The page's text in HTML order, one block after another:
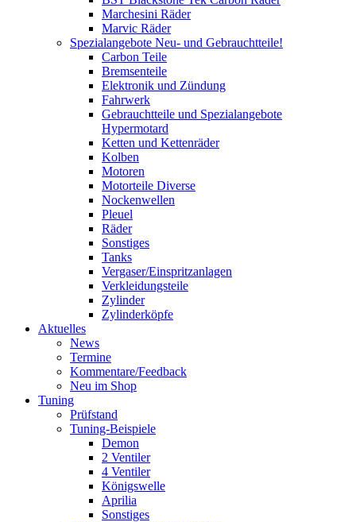
Marchesini Räder
Marvic Räder
Spezialangebote Neu- und Gebrauchtteile!
Carbon Teile
Bremsenteile
Elektronik und Zündung
Fahrwerk
Gebrauchtteile und Spezialangebote
Hypermotard
Ketten und Kettenräder
Kolben
Motoren
Motorteile Diverse
Nockenwellen
Pleuel
Räder
Sonstiges
Tanks
Vergaser/Einspritzanlagen
Verkleidungsteile
Zylinder
Zylinderköpfe
Aktuelles
News
Termine
Kommentare/Feedback
Neu im Shop
Tuning
Prüfstand
Tuning-Beispiele
Demon
2 Ventiler
4 Ventiler
Königswelle
Aprilia
Sonstiges